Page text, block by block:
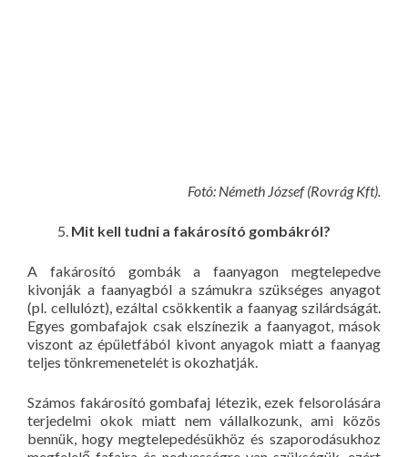
Fotó: Németh József (Rovrág Kft).
Mit kell tudni a fakárosító gombákról?
A fakárosító gombák a faanyagon megtelepedve
kivonják a faanyagból a számukra szükséges anyagot
(pl. cellulózt), ezáltal csökkentik a faanyag szilárdságát.
Egyes gombafajok csak elszínezik a faanyagot, mások
viszont az épületfából kivont anyagok miatt a faanyag
teljes tönkremenetelét is okozhatják.
Számos fakárosító gombafaj létezik, ezek felsorolására
terjedelmi okok miatt nem vállalkozunk, ami közös
bennük, hogy megtelepedésükhöz és szaporodásukhoz